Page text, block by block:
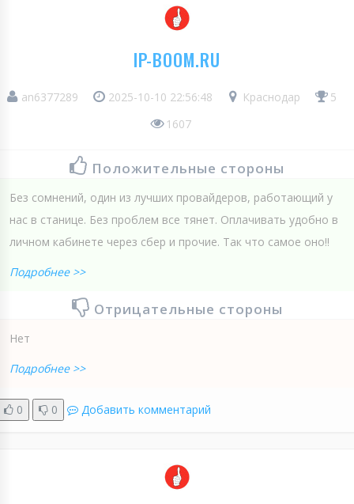
IP-BOOM.RU
an6377289 2025-10-10 22:56:48 Краснодар
5
1607
Положительные стороны
Без сомнений, один из лучших провайдеров, работающий у
нас в станице. Без проблем все тянет. Оплачивать удобно в
личном кабинете через сбер и прочие. Так что самое оно!!
Подробнее >>
Отрицательные стороны
Нет
Подробнее >>
0 0 Добавить комментарий